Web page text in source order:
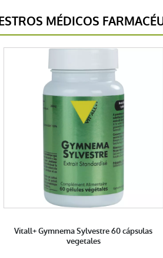
MÉDICOS
Vitall+ Gymnema Sylvestre 60 cápsulas
vegetales